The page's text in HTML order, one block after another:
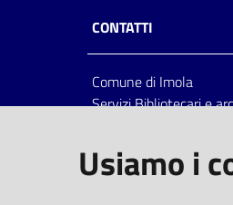
CONTATTI
Comune di Imola
Servizi Bibliotecari e
Italia
centralino: tel
Usiamo i